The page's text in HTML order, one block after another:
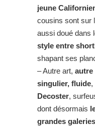
jeune
cousins sont sur
aussi doué dans
style entre
shapant ses
– Autre art, autre
singulier, fluide,
Decoster,
dont désormais
grandes galeries